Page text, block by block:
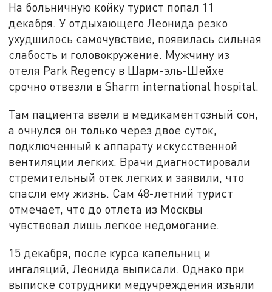
На больничную койку турист попал 11
декабря. У отдыхающего Леонида резко
ухудшилось самочувствие, появилась сильная
слабость и головокружение. Мужчину из
отеля Park Regency в Шарм-эль-Шейхе
срочно отвезли в Sharm international hospital.
Там пациента ввели в медикаментозный сон,
а очнулся он только через двое суток,
подключенный к аппарату искусственной
вентиляции легких. Врачи диагностировали
стремительный отек легких и заявили, что
спасли ему жизнь. Сам 48-летний турист
отмечает, что до отлета из Москвы
чувствовал лишь легкое недомогание.
15 декабря, после курса капельниц и
ингаляций, Леонида выписали. Однако при
выписке сотрудники медучреждения изъяли